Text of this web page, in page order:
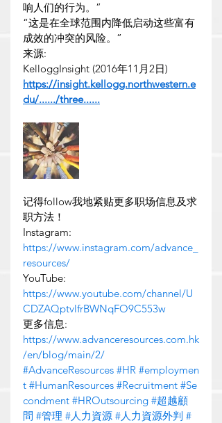
响人们的行为。”
“这是在全球范围内降低启动这些富有
成效的冲突的风险。”
来源:
KelloggInsight (2016年11月2日)
https://insight.kellogg.northwestern.e
du/....../three......
记得follow我地紧贴更多职场信息及求
职方法！
Instagram:
https://www.instagram.com/advance_
resources/
YouTube:
https://www.youtube.com/channel/U
CDZAQptvlfrBWNqFO9C553w
更多信息:
https://www.advanceresources.com.hk
/en/blog/main/2/
#AdvanceResources #HR #employmen
t #HumanResources #Recruitment #Se
condment #HROutsourcing #超越顧
問 #管理 #人力資源 #人力資源外判 #